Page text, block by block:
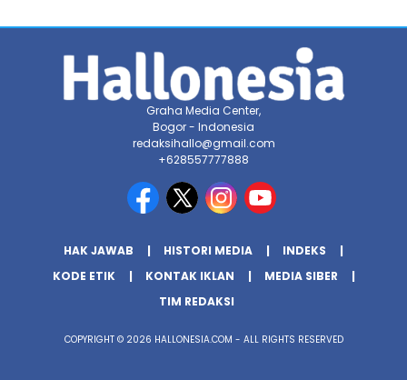
Graha Media Center,
Bogor - Indonesia
redaksihallo@gmail.com
+628557777888
HAK JAWAB HISTORI MEDIA
INDEKS
KODE ETIK
KONTAK IKLAN
MEDIA SIBER
TIM REDAKSI
COPYRIGHT © 2026 HALLONESIA.COM - ALL RIGHTS RESERVED